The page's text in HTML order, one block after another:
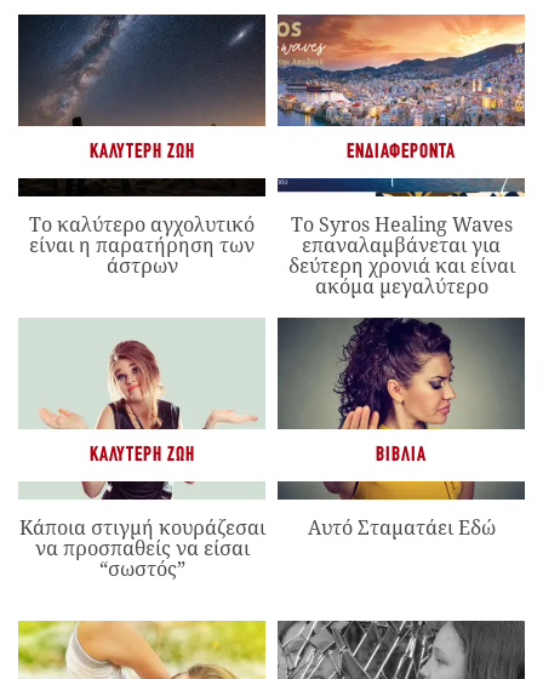
ΚΑΛΎΤΕΡΗ ΖΩΉ
Το καλύτερο αγχολυτικό
είναι η παρατήρηση των
άστρων
ΕΝΔΙΑΦΈΡΟΝΤΑ
Το Syros Healing Waves
επαναλαμβάνεται για
δεύτερη χρονιά και είναι
ακόμα μεγαλύτερο
ΚΑΛΎΤΕΡΗ ΖΩΉ
Κάποια στιγμή κουράζεσαι
να προσπαθείς να είσαι
“σωστός”
ΒΙΒΛΊΑ
Αυτό Σταματάει Εδώ